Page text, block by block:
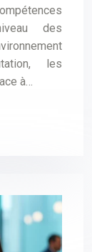
des
les
à…